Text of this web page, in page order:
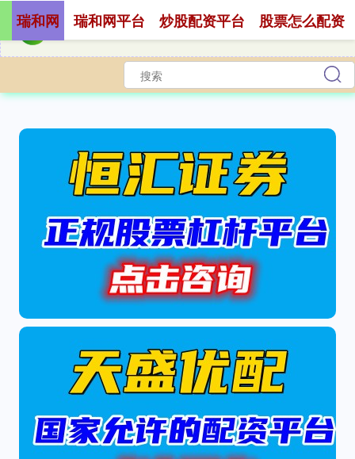
瑞和网 瑞和网平台 炒股配资平台 股票怎么配资